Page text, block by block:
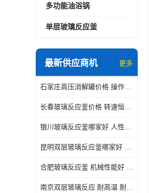
多功能油浴锅
单层玻璃反应釜
最新供应商机 更多
石家庄高压消解罐价格 操作简单 使用安全
长春玻璃反应釜价格 转速恒定 机械性能好
银川玻璃反应釜哪家好 人性化设计 可连续工作
昆明双层玻璃反应釜哪家好 人性化设计 可连续工作 机械性能好
合肥玻璃反应釜 机械性能好 可连续工作
南京双层玻璃反应 耐高温 耐腐蚀 空载不宜高速运转